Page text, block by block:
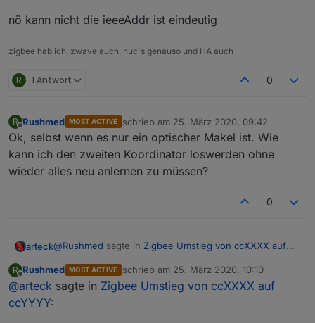
nö kann nicht die ieeeAddr ist eindeutig
zigbee hab ich, zwave auch, nuc's genauso und HA auch
R 1 Antwort 0
R
Offline
Rushmed MOST ACTIVE schrieb am 25. März 2020, 09:42
zuletzt editiert von
Ok, selbst wenn es nur ein optischer Makel ist. Wie
kann ich den zweiten Koordinator loswerden ohne
wieder alles neu anlernen zu müssen?
0
arteck@Rushmed sagte in Zigbee Umstieg von ccXXXX auf
Kann es sein dass die beiden CC2551 die selbe
R
Offline
Rushmed MOST ACTIVE schrieb am 25. März 2020, 10:10
zuletzt editiert von
@arteck sagte in Zigbee Umstieg von ccXXXX auf
ccYYYY: